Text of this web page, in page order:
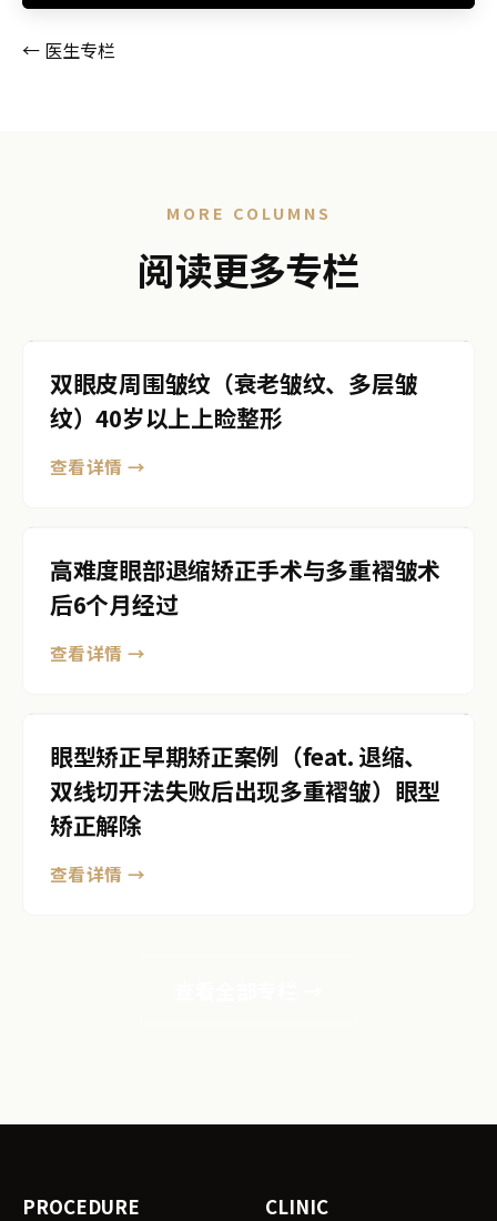
← 医生专栏
MORE COLUMNS
阅读更多专栏
双眼皮周围皱纹（衰老皱纹、多层皱
纹）40岁以上上睑整形
查看详情 →
高难度眼部退缩矫正手术与多重褶皱术
后6个月经过
查看详情 →
眼型矫正早期矫正案例（feat. 退缩、
双线切开法失败后出现多重褶皱）眼型
矫正解除
查看详情 →
PROCEDURE
CLINIC